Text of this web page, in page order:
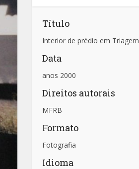
Título
Interior de prédio em Triagem
Data
anos 2000
Direitos autorais
MFRB
Formato
Fotografia
Idioma